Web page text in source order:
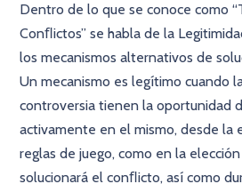
Dentro de lo que se conoce como
Conﬂictos” se habla de la
los mecanismos alternativos de
Un mecanismo es legítimo cuando
controversia tienen la oportunidad
activamente en el mismo, desde la
reglas de juego, como en la
solucionará el conﬂicto, así como